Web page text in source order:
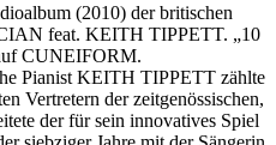
(2010) der britischen
feat. KEITH TIPPETT. „10
CUNEIFORM.
Pianist KEITH TIPPETT zählte
Vertretern der zeitgenössischen,
der für sein innovatives Spiel